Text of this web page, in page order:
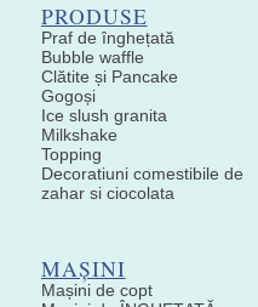
PRODUSE
Praf de înghețată
Bubble waffle
Clătite și Pancake
Gogoși
Ice slush granita
Milkshake
Topping
Decoratiuni comestibile de
zahar si ciocolata
MAȘINI
Mașini de copt